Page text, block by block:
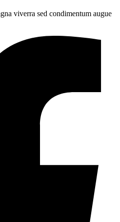
viverra sed condimentum augue